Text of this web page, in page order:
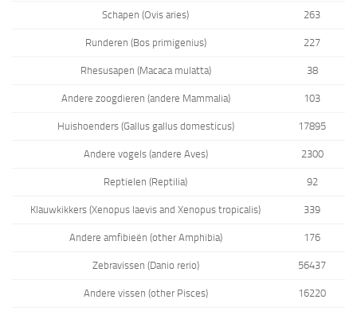
Schapen (Ovis aries) 263
Runderen (Bos primigenius) 227
Rhesusapen (Macaca mulatta) 38
Andere zoogdieren (andere Mammalia) 103
Huishoenders (Gallus gallus domesticus) 17895
Andere vogels (andere Aves) 2300
Reptielen (Reptilia) 92
Klauwkikkers (Xenopus laevis and Xenopus tropicalis) 339
Andere amfibieën (other Amphibia) 176
Zebravissen (Danio rerio) 56437
Andere vissen (other Pisces) 16220